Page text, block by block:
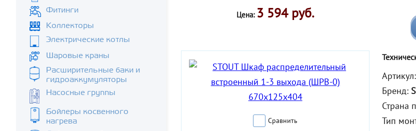
Фитинги
Коллекторы
Электрические котлы
Шаровые краны
Расширительные баки и
гидроаккумуляторы
Насосные группы
Бойлеры косвенного
нагрева
Цена: 3 594 руб.
Сравнить
Артикул:
Бренд:
Страна
Тип